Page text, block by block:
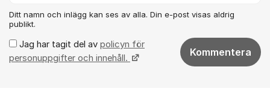
Ditt namn och inlägg kan ses av alla. Din e-post visas aldrig
publikt.
Jag har tagit del av policyn för
personuppgifter och innehåll.
Kommentera